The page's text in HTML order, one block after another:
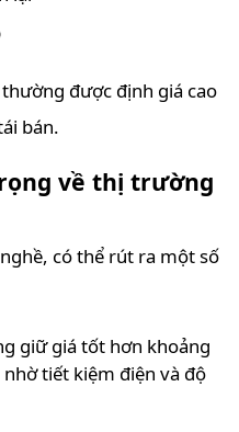
được định giá cao
bán.
về thị trường
có thể rút ra một số
giữ giá tốt hơn khoảng
tiết kiệm điện và độ